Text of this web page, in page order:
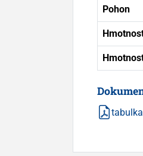
Pohon
tabulka